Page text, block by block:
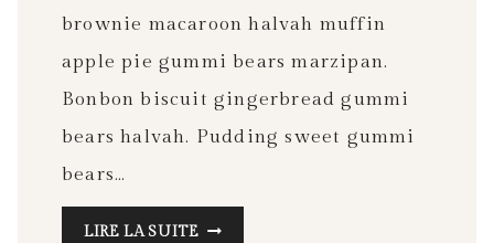
brownie macaroon halvah muffin
apple pie gummi bears marzipan.
Bonbon biscuit gingerbread gummi
bears halvah. Pudding sweet gummi
bears…
LIRE LA SUITE MORNING